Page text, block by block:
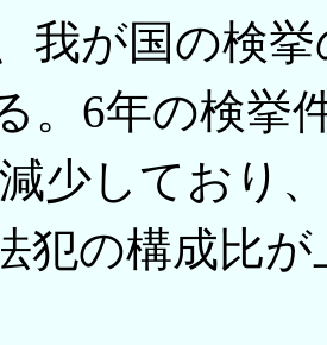
我が国の検
。6年の検挙
少しており
犯の構成比